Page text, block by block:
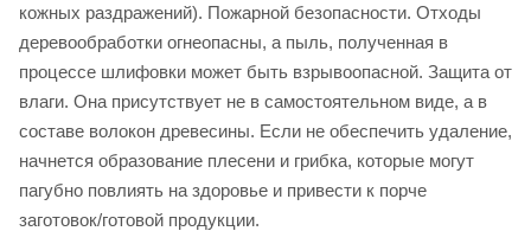
кожных раздражений). Пожарной безопасности. Отходы
деревообработки огнеопасны, а пыль, полученная в
процессе шлифовки может быть взрывоопасной. Защита от
влаги. Она присутствует не в самостоятельном виде, а в
составе волокон древесины. Если не обеспечить удаление,
начнется образование плесени и грибка, которые могут
пагубно повлиять на здоровье и привести к порче
заготовок/готовой продукции.